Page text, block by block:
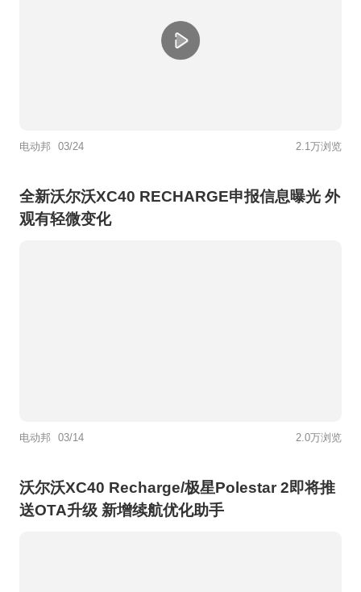
电动邦 03/24 2.1万浏览
全新沃尔沃XC40 RECHARGE申报信息曝光 外
观有轻微变化
电动邦 03/14 2.0万浏览
沃尔沃XC40 Recharge/极星Polestar 2即将推
送OTA升级 新增续航优化助手